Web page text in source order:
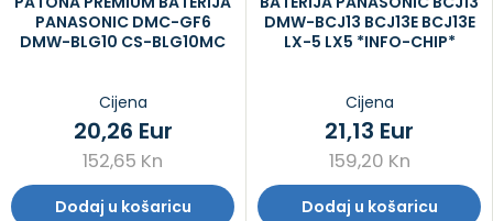
PANASONIC DMC-GF6
DMW-BLG10 CS-BLG10MC
Cijena
152,65 Kn
20,26 Eur
Dodaj u košaricu
DMW-BCJ13 BCJ13E BCJ13E
LX-5 LX5 *INFO-CHIP*
Cijena
159,20 Kn
21,13 Eur
Dodaj u košaricu